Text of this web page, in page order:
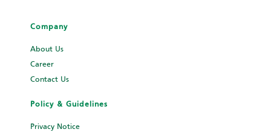
Company
About Us
Career
Contact Us
Policy & Guidelines
Privacy Notice